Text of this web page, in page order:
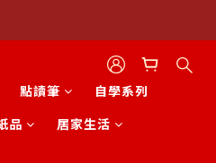
點讀筆
自學系列
品
居家生活